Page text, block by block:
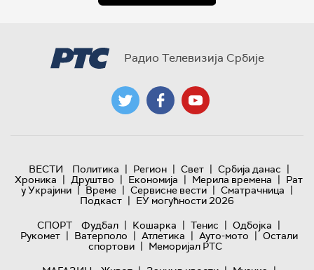
Радио Телевизија Србије
ВЕСТИ Политика | Регион | Свет | Србија данас |
Хроника | Друштво | Економија | Мерила времена | Рат
у Украјини | Време | Сервисне вести | Сматрачница |
Подкаст | ЕУ могућности 2026
СПОРТ
Фудбал | Кошарка | Тенис | Одбојка |
Рукомет | Ватерполо | Атлетика | Ауто-мото | Остали
спортови | Меморијал РТС